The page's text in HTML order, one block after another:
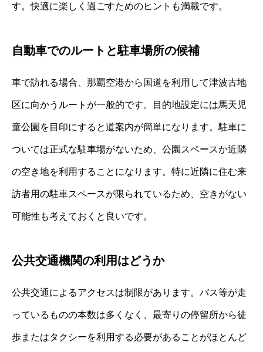
す。快適に楽しく過ごすためのヒントも満載です。
自動車でのルートと駐車場所の候補
車で訪れる場合、那覇空港から国道を利用して津波古地
区に向かうルートが一般的です。目的地設定には馬天児
童公園を目印にすると道案内が簡単になります。駐車に
ついては正式な駐車場がないため、公園スペースか近隣
の空き地を利用することになります。特に近隣に住む来
訪者用の駐車スペースが限られているため、空きがない
可能性も考えておくと良いです。
公共交通機関の利用はどうか
公共交通によるアクセスは制限があります。バス等が走
っているものの本数は多くなく、最寄りの停留所から徒
歩またはタクシーを利用する必要があることがほとんど